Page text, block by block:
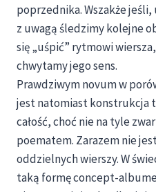
poprzednika. Wszakże
z uwagą śledzimy kolejne
się „uśpić” rytmowi
chwytamy jego sens.
Prawdziwym novum w
jest natomiast konstrukcja
całość, choć nie na tyle
poematem. Zarazem nie
oddzielnych wierszy. W
taką formę concept-